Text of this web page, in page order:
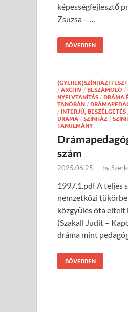
képességfejlesztő
Zsuzsa – …
BŐVEBBEN
(GYEREK)SZÍNHÁZI
/ ARCHÍV / BESZÁMOLÓ /
NYELVTANÍTÁS / DRÁMA
TANÓRÁN /
/ INTERJÚ, BESZÉLGETÉS
DRÁMA / SZÍNHÁZ /
TANULMÁNY
szám
2025.06.25. - by
1997.1.pdf A teljes
nemzetközi
közgyűlés óta
(Szakall Judit –
dráma mint
BŐVEBBEN